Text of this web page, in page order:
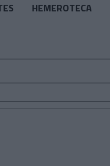
HEMEROTECA